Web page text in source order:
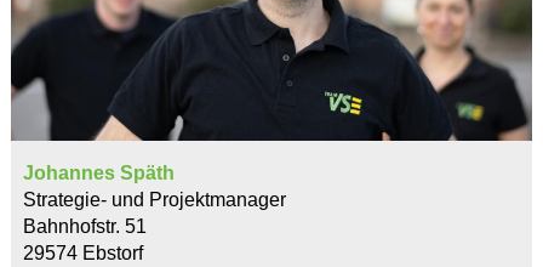
Johannes Späth
Strategie- und Projektmanager
Bahnhofstr. 51
29574 Ebstorf